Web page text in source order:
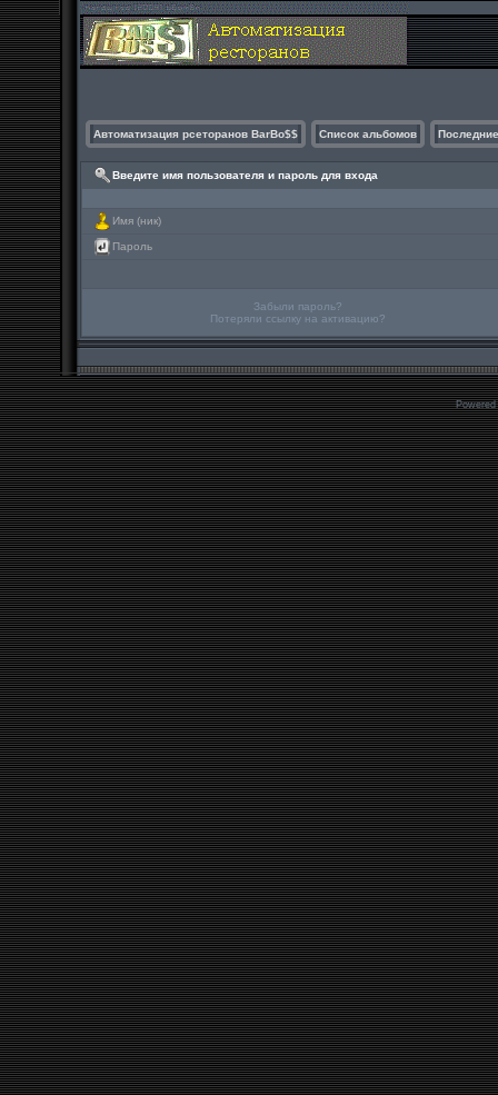
Автоматизация рсеторанов BarBo$$ Список альбомов
Введите имя пользователя и пароль для входа
Имя (ник)
Пароль
Забыли пароль?
Потеряли ссылку на активацию?